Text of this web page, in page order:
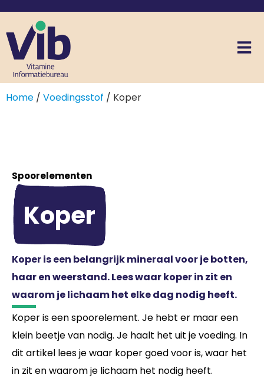
Home / Voedingsstof / Koper
Spoorelementen
Koper
Koper is een belangrijk mineraal voor je botten,
haar en weerstand. Lees waar koper in zit en
waarom je lichaam het elke dag nodig heeft.
Koper is een spoorelement. Je hebt er maar een
klein beetje van nodig. Je haalt het uit je voeding. In
dit artikel lees je waar koper goed voor is, waar het
in zit en waarom je lichaam het nodig heeft.